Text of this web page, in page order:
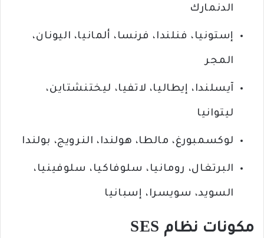
الدنمارك
إستونيا، فنلندا، فرنسا، ألمانيا، اليونان،
المجر
آيسلندا، إيطاليا، لاتفيا، ليختنشتاين،
ليتوانيا
لوكسمبورغ، مالطا، هولندا، النرويج، بولندا
البرتغال، رومانيا، سلوفاكيا، سلوفينيا،
السويد، سويسرا، إسبانيا
مكونات نظام SES